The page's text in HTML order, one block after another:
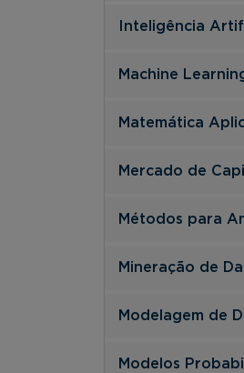
Inteligência
Machine
Matemática
Mercado de
Métodos para
Mineração de
Modelagem de
Modelos